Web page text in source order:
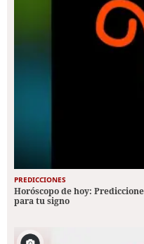
PREDICCIONES
Horóscopo de hoy:
para tu signo